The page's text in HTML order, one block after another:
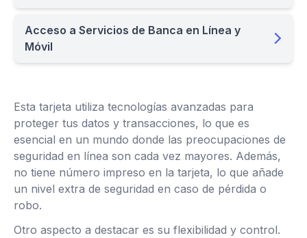
Acceso a Servicios de Banca en Línea y
Móvil
Esta tarjeta utiliza tecnologías avanzadas para
proteger tus datos y transacciones, lo que es
esencial en un mundo donde las preocupaciones de
seguridad en línea son cada vez mayores. Además,
no tiene número impreso en la tarjeta, lo que añade
un nivel extra de seguridad en caso de pérdida o
robo.
Otro aspecto a destacar es su flexibilidad y control.